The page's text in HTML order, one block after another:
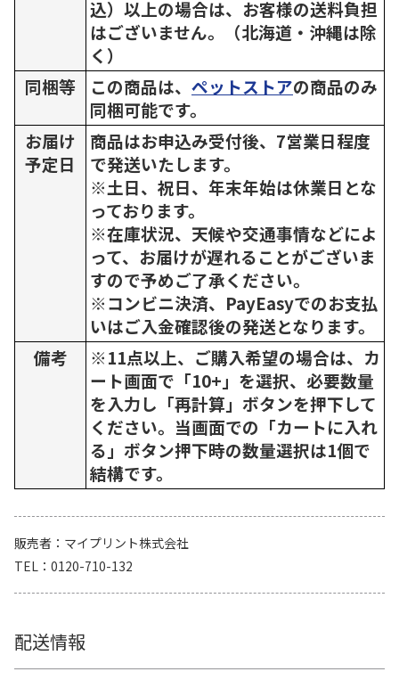
込）以上の場合は、お客様の送料負担
はございません。（北海道・沖縄は除
く）
同梱等
この商品は、 ペットストアの商品のみ
同梱可能です。
お届け
予定日
商品はお申込み受付後、7営業日程度
で発送いたします。
※土日、祝日、年末年始は休業日とな
っております。
※在庫状況、天候や交通事情などによ
って、お届けが遅れることがございま
すので予めご了承ください。
※コンビニ決済、PayEasyでのお支払
いはご入金確認後の発送となります。
備考
※11点以上、ご購入希望の場合は、カ
ート画面で「10+」を選択、必要数量
を入力し「再計算」ボタンを押下して
ください。当画面での「カートに入れ
る」ボタン押下時の数量選択は1個で
結構です。
販売者
マイプリント株式会社
TEL
0120-710-132
配送情報